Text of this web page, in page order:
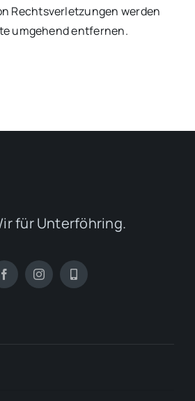
Rechtsverletzungen werden
umgehend entfernen.
für Unterföhring.